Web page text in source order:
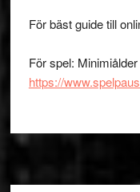
För bäst guide till
För spel:
https://